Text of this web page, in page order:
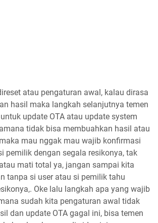
atau pengaturan awal, kalau dirasa
hasil maka langkah selanjutnya temen
update OTA atau update system
tidak bisa membuahkan hasil atau
mau nggak mau wajib konfirmasi
pemilik dengan segala resikonya, tak
mati total ya, jangan sampai kita
tanpa si user atau si pemilik tahu
Oke lalu langkah apa yang wajib
sudah kita pengaturan awal tidak
dan update OTA gagal ini, bisa temen